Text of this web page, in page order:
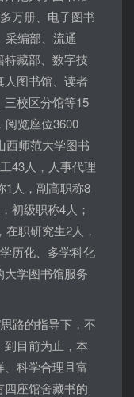
万册、电子图书
采编部、流通
藏部、数字技
人图书馆、读者
三校区分馆等15
阅览座位3600
西师范大学图书
43人，人事代理
1人，副高职称8
初级职称4人；
职研究生2人，
历化、多学科化
学图书馆服务
路的指导下，不
目前为止，本
科学合理且富
座馆舍藏书的